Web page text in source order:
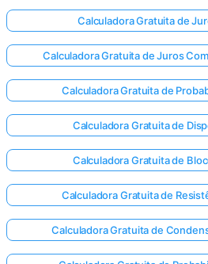
Calculadora Gratuita de
Calculadora Gratuita de Juros
Calculadora Gratuita de
Calculadora Gratuita de
Calculadora Gratuita de
Calculadora Gratuita de
Calculadora Gratuita de